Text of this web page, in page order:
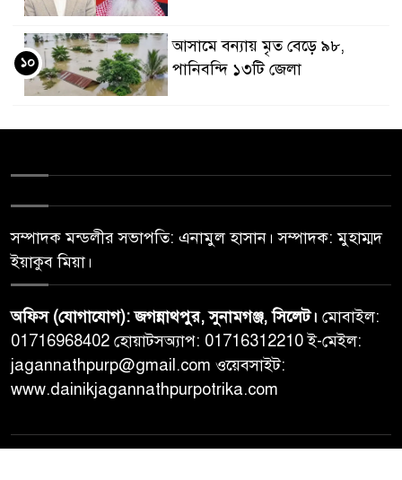
আসামে বন্যায় মৃত বেড়ে ৯৮,
পানিবন্দি ১৩টি জেলা
১০
সম্পাদক মন্ডলীর সভাপতি: এনামুল হাসান। সম্পাদক: মুহাম্মদ
ইয়াকুব মিয়া।
অফিস (যোগাযোগ): জগন্নাথপুর, সুনামগঞ্জ, সিলেট। মোবাইল:
01716968402 হোয়াটসঅ্যাপ: 01716312210 ই-মেইল:
jagannathpurp@gmail.com ওয়েবসাইট:
www.dainikjagannathpurpotrika.com